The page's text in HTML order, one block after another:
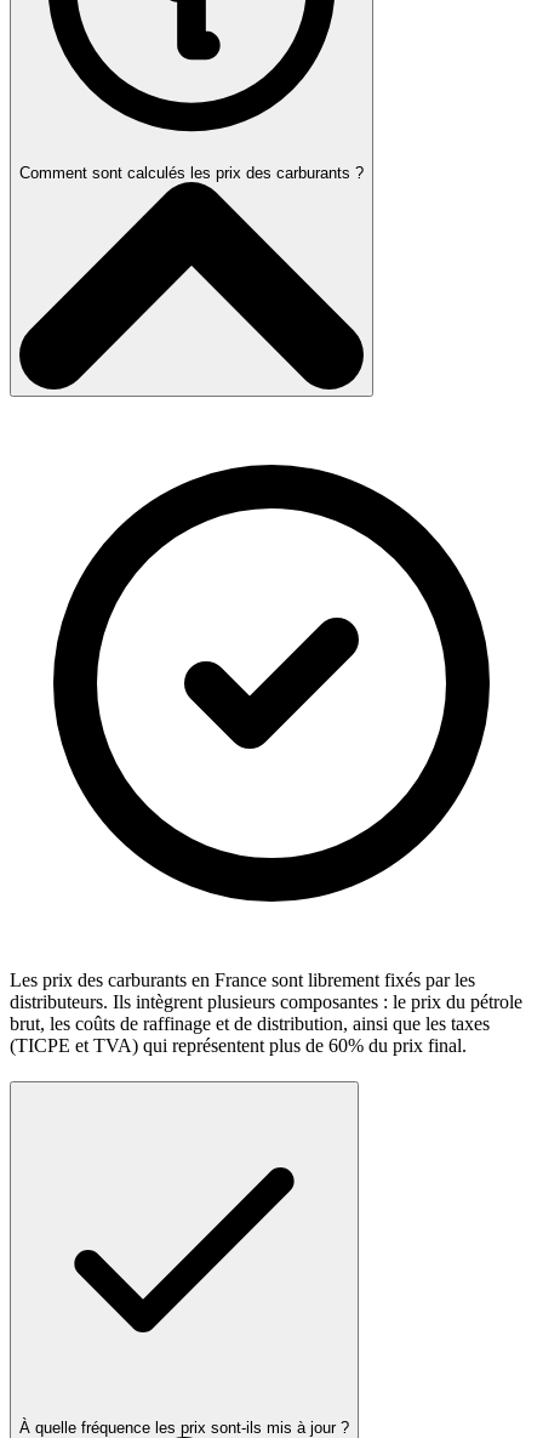
Comment sont calculés les prix des carburants ?
Les prix des carburants en France sont librement fixés par les
distributeurs. Ils intègrent plusieurs composantes : le prix du pétrole
brut, les coûts de raffinage et de distribution, ainsi que les taxes
(TICPE et TVA) qui représentent plus de 60% du prix final.
À quelle fréquence les prix sont-ils mis à jour ?